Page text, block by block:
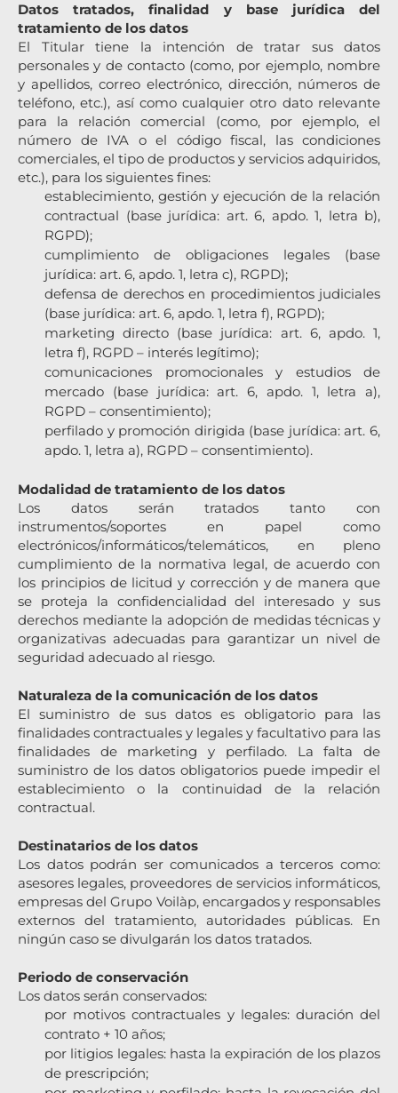
Datos tratados, finalidad y base jurídica del
tratamiento de los datos
El Titular tiene la intención de tratar sus datos
personales y de contacto (como, por ejemplo, nombre
y apellidos, correo electrónico, dirección, números de
teléfono, etc.), así como cualquier otro dato relevante
para la relación comercial (como, por ejemplo, el
número de IVA o el código fiscal, las condiciones
comerciales, el tipo de productos y servicios adquiridos,
etc.), para los siguientes fines:
establecimiento, gestión y ejecución de la relación
contractual (base jurídica: art. 6, apdo. 1, letra b),
RGPD);
cumplimiento de obligaciones legales (base
jurídica: art. 6, apdo. 1, letra c), RGPD);
defensa de derechos en procedimientos judiciales
(base jurídica: art. 6, apdo. 1, letra f), RGPD);
marketing directo (base jurídica: art. 6, apdo. 1,
letra f), RGPD – interés legítimo);
comunicaciones promocionales y estudios de
mercado (base jurídica: art. 6, apdo. 1, letra a),
RGPD – consentimiento);
perfilado y promoción dirigida (base jurídica: art. 6,
apdo. 1, letra a), RGPD – consentimiento).
Modalidad de tratamiento de los datos
Los datos serán tratados tanto con
instrumentos/soportes en papel como
electrónicos/informáticos/telemáticos, en pleno
cumplimiento de la normativa legal, de acuerdo con
los principios de licitud y corrección y de manera que
se proteja la confidencialidad del interesado y sus
derechos mediante la adopción de medidas técnicas y
organizativas adecuadas para garantizar un nivel de
seguridad adecuado al riesgo.
Naturaleza de la comunicación de los datos
El suministro de sus datos es obligatorio para las
finalidades contractuales y legales y facultativo para las
finalidades de marketing y perfilado. La falta de
suministro de los datos obligatorios puede impedir el
establecimiento o la continuidad de la relación
contractual.
Destinatarios de los datos
Los datos podrán ser comunicados a terceros como:
asesores legales, proveedores de servicios informáticos,
empresas del Grupo Voilàp, encargados y responsables
externos del tratamiento, autoridades públicas. En
ningún caso se divulgarán los datos tratados.
Periodo de conservación
Los datos serán conservados:
por motivos contractuales y legales: duración del
contrato + 10 años;
por litigios legales: hasta la expiración de los plazos
de prescripción;